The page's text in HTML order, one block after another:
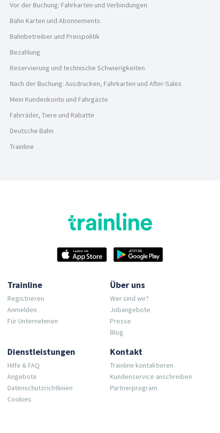
Vor der Buchung: Fahrkarten und Verbindungen
Bahn Karten und Abonnements
Bahnbetreiber und Preispolitik
Bezahlung
Reservierung und technische Schwierigkeiten
Nach der Buchung: Ausdrucken, Fahrkarten und After-Sales
Mein Kundenkonto und Fahrgäste
Fahrräder, Tiere und Rabatte
Deutsche Bahn
Trainline
Trainline
Registrieren
Anmelden
Für Unternehmen
Über uns
Wer sind wir?
Jobangebote
Presse
Blog
Dienstleistungen
Hilfe & FAQ
Angebote
Datenschutzrichtlinien
Cookies
Kontakt
Trainline kontaktieren
Kundenservice anschreiben
Partnerprogram